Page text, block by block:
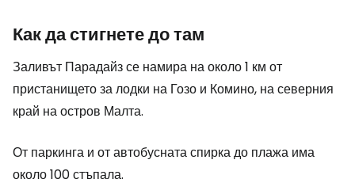
Как да стигнете до там
Заливът Парадайз се намира на около 1 км от
пристанището за лодки на Гозо и Комино, на северния
край на остров Малта.
От паркинга и от автобусната спирка до плажа има
около 100 стъпала.